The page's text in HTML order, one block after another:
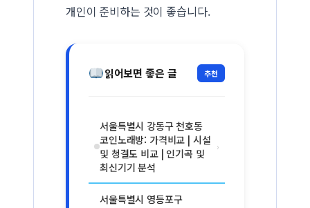
개인이 준비하는 것이 좋습니다.
읽어보면 좋은 글 추천
서울특별시 강동구 천호동
코인노래방: 가격비교 | 시설
및 청결도 비교 | 인기곡 및
최신기기 분석
›
서울특별시 영등포구